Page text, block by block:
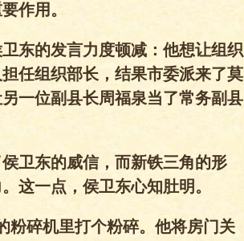
作用。
东的发言力度顿减：他想让组织
任组织部长，结果市委派来了莫
一位副县长周福泉当了常务副县
卫东的威信，而新铁三角的形
这一点，侯卫东心知肚明。
粉碎机里打个粉碎。他将房门关